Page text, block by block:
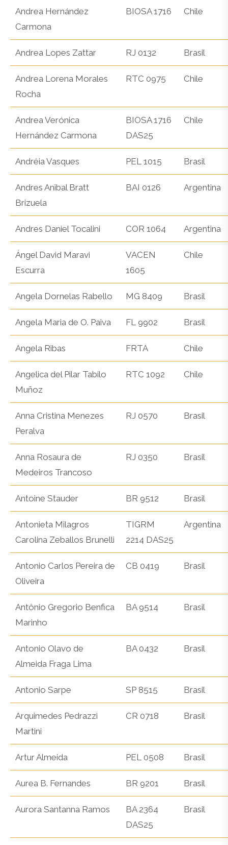
Andrea Hernández
Carmona
BIOSA 1716 Chile
Andrea Lopes Zattar RJ 0132 Brasil
Andrea Lorena Morales
Rocha
RTC 0975 Chile
Andrea Verónica
Hernández Carmona
BIOSA 1716
DAS25
Chile
Andréia Vasques PEL 1015 Brasil
Andres Anibal Bratt
Brizuela
BAI 0126 Argentina
Andres Daniel Tocalini COR 1064 Argentina
Ángel David Maravi
Escurra
VACEN
1605
Chile
Angela Dornelas Rabello MG 8409 Brasil
Angela Maria de O. Paiva FL 9902 Brasil
Angela Ribas FRTA Chile
Angelica del Pilar Tabilo
Muñoz
RTC 1092 Chile
Anna Cristina Menezes
Peralva
RJ 0570 Brasil
Anna Rosaura de
Medeiros Trancoso
RJ 0350 Brasil
Antoine Stauder BR 9512 Brasil
Antonieta Milagros
Carolina Zeballos Brunelli
TIGRM
2214 DAS25
Argentina
Antonio Carlos Pereira de
Oliveira
CB 0419 Brasil
Antônio Gregorio Benfica
Marinho
BA 9514 Brasil
Antonio Olavo de
Almeida Fraga Lima
BA 0432 Brasil
Antonio Sarpe SP 8515 Brasil
Arquimedes Pedrazzi
Martini
CR 0718 Brasil
Artur Almeida PEL 0508 Brasil
Aurea B. Fernandes BR 9201 Brasil
Aurora Santanna Ramos
BA 2364
DAS25
Brasil